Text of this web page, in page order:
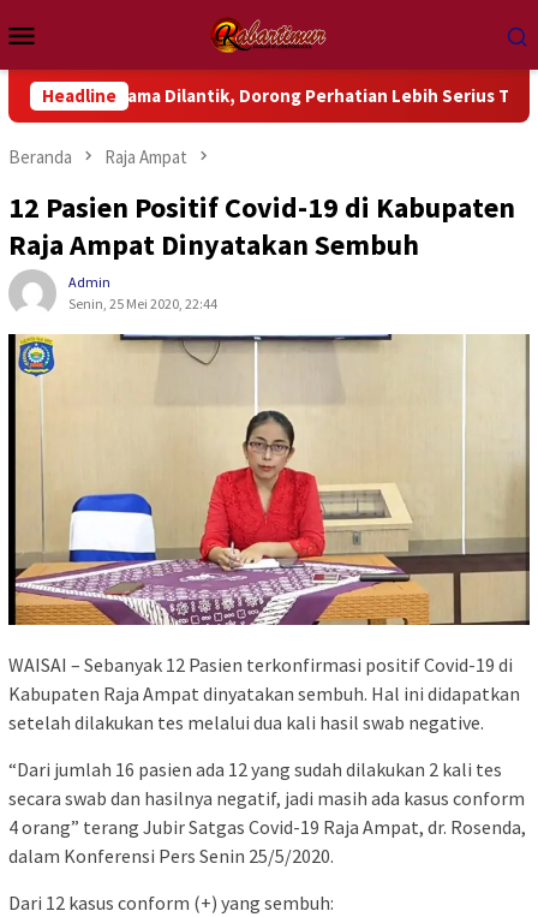
ke
kontenMobile
Headline
Dilantik, Dorong Perhatian Lebih Serius Terhadap Isu
Beranda Raja Ampat
12 Pasien Positif Covid-19 di Kabupaten
Raja Ampat Dinyatakan Sembuh
Admin
Senin, 25 Mei 2020, 22:44
WAISAI – Sebanyak 12 Pasien terkonfirmasi positif Covid-19 di
Kabupaten Raja Ampat dinyatakan sembuh. Hal ini didapatkan
setelah dilakukan tes melalui dua kali hasil swab negative.
“Dari jumlah 16 pasien ada 12 yang sudah dilakukan 2 kali tes
secara swab dan hasilnya negatif, jadi masih ada kasus conform
4 orang” terang Jubir Satgas Covid-19 Raja Ampat, dr. Rosenda,
dalam Konferensi Pers Senin 25/5/2020.
Dari 12 kasus conform (+) yang sembuh: